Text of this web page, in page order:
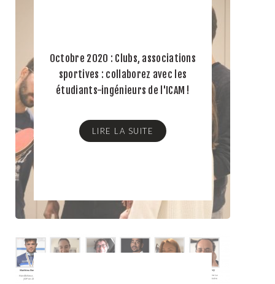
Octobre 2020 : Clubs, associations
sportives : collaborez avec les
étudiants-ingénieurs de l'ICAM !
LIRE LA SUITE